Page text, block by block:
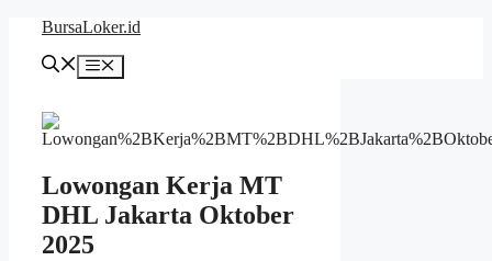
Langsung
BursaLoker.id
Menu
Lowongan Kerja MT
DHL Jakarta Oktober
2025